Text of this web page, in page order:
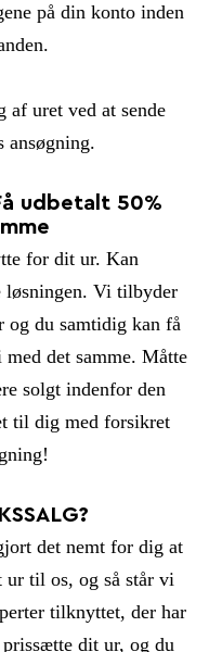
på din konto inden
uret ved at sende
ansøgning.
udbetalt 50%
for dit ur. Kan
løsningen. Vi tilbyder
og du samtidig kan få
det samme. Måtte
solgt indenfor den
til dig med forsikret
det nemt for dig at
til os, og så står vi
tilknyttet, der har
dit ur, og du